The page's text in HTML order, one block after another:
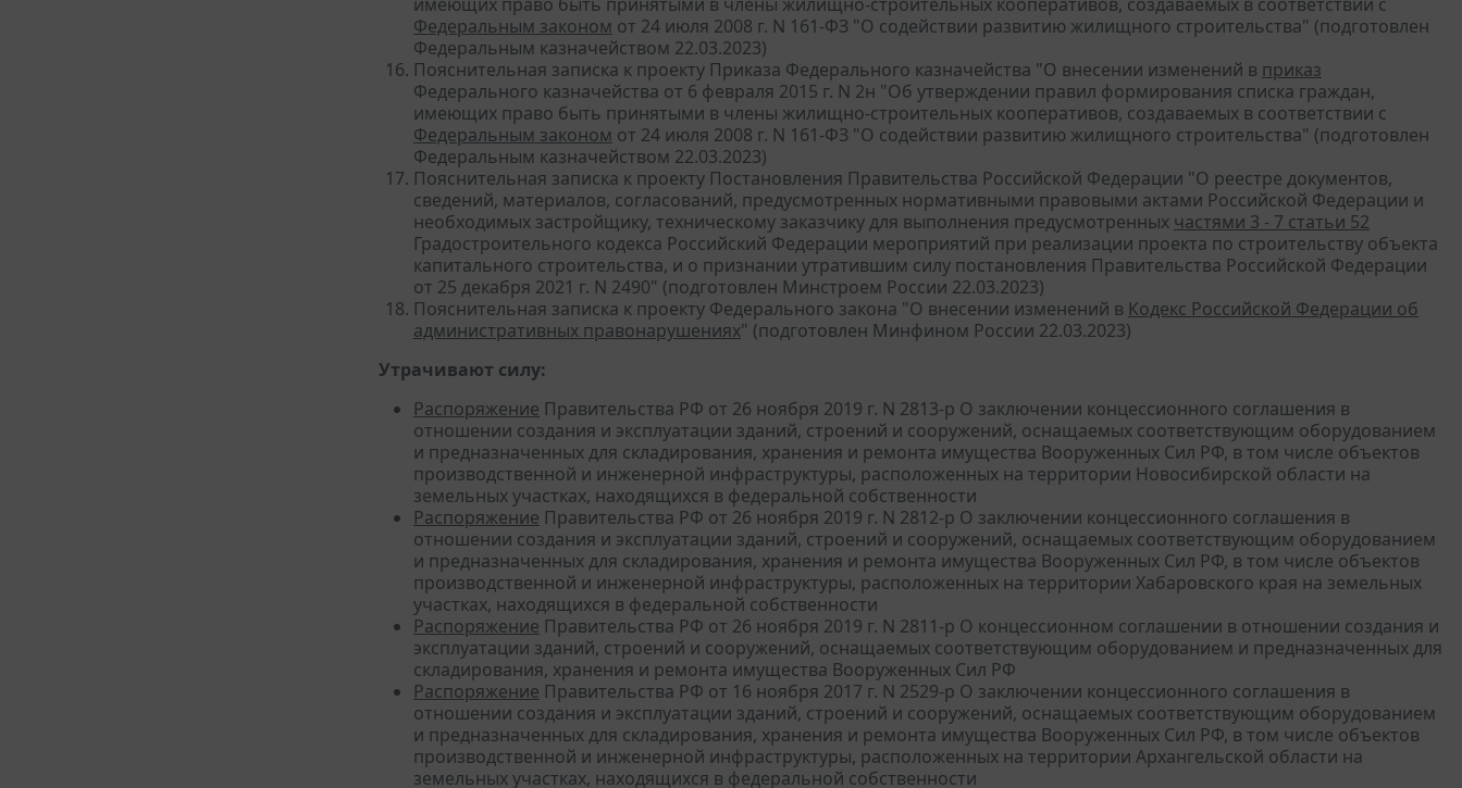
Федеральным законом от 24 июля 2008 г. N 161-ФЗ "О содействии развитию жилищного строительства" (подготовлен
Федеральным казначейством 22.03.2023)
Пояснительная записка к проекту Приказа Федерального казначейства "О внесении изменений в приказ
Федерального казначейства от 6 февраля 2015 г. N 2н "Об утверждении правил формирования списка граждан,
имеющих право быть принятыми в члены жилищно-строительных кооперативов, создаваемых в соответствии с
Федеральным законом от 24 июля 2008 г. N 161-ФЗ "О содействии развитию жилищного строительства" (подготовлен
Федеральным казначейством 22.03.2023)
Пояснительная записка к проекту Постановления Правительства Российской Федерации "О реестре документов,
сведений, материалов, согласований, предусмотренных нормативными правовыми актами Российской Федерации и
необходимых застройщику, техническому заказчику для выполнения предусмотренных частями 3 - 7 статьи 52
Градостроительного кодекса Российский Федерации мероприятий при реализации проекта по строительству объекта
капитального строительства, и о признании утратившим силу постановления Правительства Российской Федерации
от 25 декабря 2021 г. N 2490" (подготовлен Минстроем России 22.03.2023)
Пояснительная записка к проекту Федерального закона "О внесении изменений в Кодекс Российской Федерации об
административных правонарушениях" (подготовлен Минфином России 22.03.2023)
Утрачивают силу:
Распоряжение Правительства РФ от 26 ноября 2019 г. N 2813-р О заключении концессионного соглашения в
отношении создания и эксплуатации зданий, строений и сооружений, оснащаемых соответствующим оборудованием
и предназначенных для складирования, хранения и ремонта имущества Вооруженных Сил РФ, в том числе объектов
производственной и инженерной инфраструктуры, расположенных на территории Новосибирской области на
земельных участках, находящихся в федеральной собственности
Распоряжение Правительства РФ от 26 ноября 2019 г. N 2812-р О заключении концессионного соглашения в
отношении создания и эксплуатации зданий, строений и сооружений, оснащаемых соответствующим оборудованием
и предназначенных для складирования, хранения и ремонта имущества Вооруженных Сил РФ, в том числе объектов
производственной и инженерной инфраструктуры, расположенных на территории Хабаровского края на земельных
участках, находящихся в федеральной собственности
Распоряжение Правительства РФ от 26 ноября 2019 г. N 2811-р О концессионном соглашении в отношении создания и
эксплуатации зданий, строений и сооружений, оснащаемых соответствующим оборудованием и предназначенных для
складирования, хранения и ремонта имущества Вооруженных Сил РФ
Распоряжение Правительства РФ от 16 ноября 2017 г. N 2529-р О заключении концессионного соглашения в
отношении создания и эксплуатации зданий, строений и сооружений, оснащаемых соответствующим оборудованием
и предназначенных для складирования, хранения и ремонта имущества Вооруженных Сил РФ, в том числе объектов
производственной и инженерной инфраструктуры, расположенных на территории Архангельской области на
земельных участках, находящихся в федеральной собственности